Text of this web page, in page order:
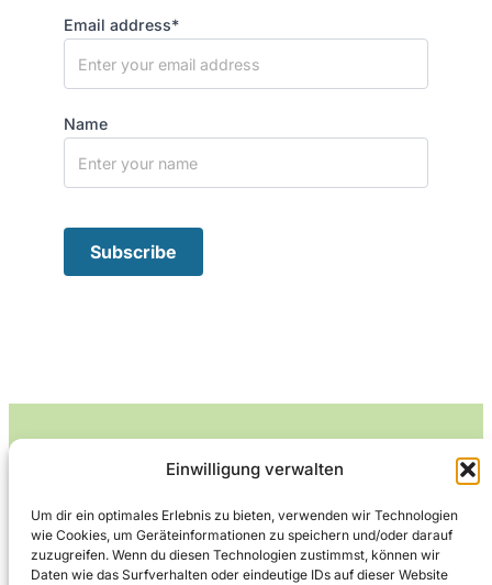
Einwilligung verwalten
Um dir ein optimales Erlebnis zu bieten, verwenden wir Technologien
wie Cookies, um Geräteinformationen zu speichern und/oder darauf
zuzugreifen. Wenn du diesen Technologien zustimmst, können wir
Daten wie das Surfverhalten oder eindeutige IDs auf dieser Website
Email address*
Name
Leckerlife
Lecker essen – gesund leben.